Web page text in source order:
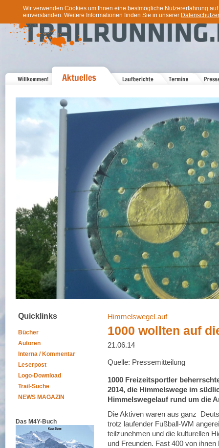
Wir verwenden Cookies um Ihnen eine bestmögliche Nutzererfahrung
einverstanden. Weitere Informationen finden Sie in unserer
Quicklinks
Bücher
Autoren
Interna / Kommentar
Leserpost
Logo-Download
Trail-Suche
NEWS MAGAZIN
Das M4Y-Buch
HimmelswegeLauf
1000 wollten auf
21.06.14
Quelle: Pressemitteilung
1000 Freizeitsportler
2014, die Himmelswege im
Himmelswegelauf rund um die
Die Aktiven waren aus ganz
trotz laufender Fußball-WM
teilzunehmen und die kulturellen
und Freunden. Fast 400 von